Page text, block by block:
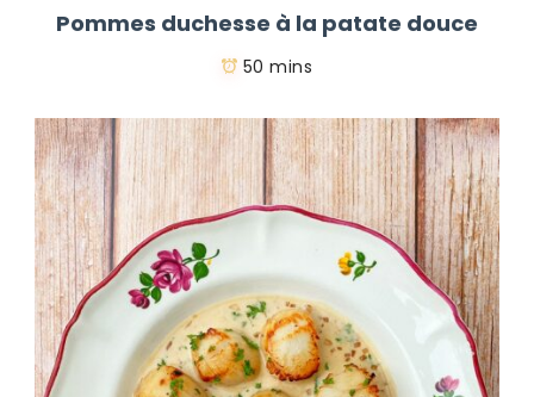
Pommes duchesse à la patate douce
50 mins